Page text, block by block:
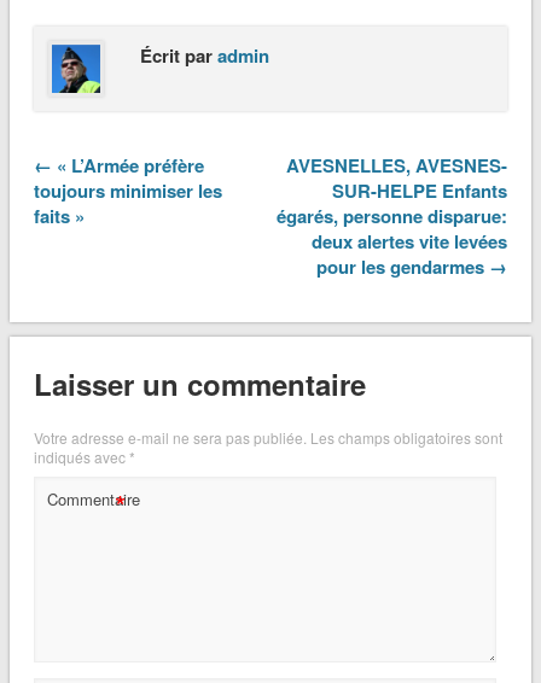
Écrit paradmin
← « L’Armée préfère
toujours minimiser les
faits »
AVESNELLES, AVESNES-
SUR-HELPE Enfants
égarés, personne disparue:
deux alertes vite levées
pour les gendarmes →
Laisser un commentaire
Votre adresse e-mail ne sera pas publiée. Les champs obligatoires sont
indiqués avec*
Commentaire
*